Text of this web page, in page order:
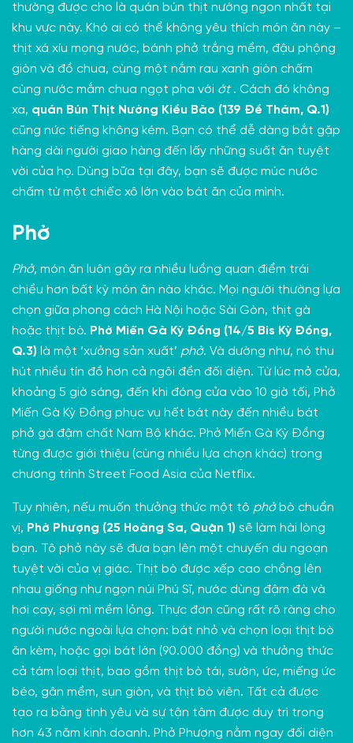
thường được cho là quán bún thịt nướng ngon nhất tại
khu vực này. Khó ai có thể không yêu thích món ăn này –
thịt xá xíu mọng nước, bánh phở trắng mềm, đậu phộng
giòn và đồ chua, cùng một nắm rau xanh giòn chấm
cùng nước mắm chua ngọt pha với ớt. Cách đó không
xa, quán Bún Thịt Nướng Kiều Bào (139 Đề Thám, Q.1)
cũng nức tiếng không kém. Bạn có thể dễ dàng bắt gặp
hàng dài người giao hàng đến lấy những suất ăn tuyệt
vời của họ. Dùng bữa tại đây, bạn sẽ được múc nước
chấm từ một chiếc xô lớn vào bát ăn của mình.
Phở
Phở, món ăn luôn gây ra nhiều luồng quan điểm trái
chiều hơn bất kỳ món ăn nào khác. Mọi người thường lựa
chọn giữa phong cách Hà Nội hoặc Sài Gòn, thịt gà
hoặc thịt bò. Phở Miến Gà Kỳ Đồng (14/5 Bis Kỳ Đồng,
Q.3) là một ‘xưởng sản xuất’ phở. Và dường như, nó thu
hút nhiều tín đồ hơn cả ngôi đền đối diện. Từ lúc mở cửa,
khoảng 5 giờ sáng, đến khi đóng cửa vào 10 giờ tối, Phở
Miến Gà Kỳ Đồng phục vụ hết bát này đến nhiều bát
phở gà đậm chất Nam Bộ khác. Phở Miến Gà Kỳ Đồng
từng được giới thiệu (cùng nhiều lựa chọn khác) trong
chương trình Street Food Asia của Netflix.
Tuy nhiên, nếu muốn thưởng thức một tô phởbò chuẩn
vị, Phở Phượng (25 Hoàng Sa, Quận 1) sẽ làm hài lòng
bạn. Tô phở này sẽ đưa bạn lên một chuyến du ngoạn
tuyệt vời của vị giác. Thịt bò được xếp cao chồng lên
nhau giống như ngọn núi Phú Sĩ, nước dùng đậm đà và
hơi cay, sợi mì mềm lỏng. Thực đơn cũng rất rõ ràng cho
người nước ngoài lựa chọn: bát nhỏ và chọn loại thịt bò
ăn kèm, hoặc gọi bát lớn (90.000 đồng) và thưởng thức
cả tám loại thịt, bao gồm thịt bò tái, sườn, ức, miếng ức
béo, gân mềm, sụn giòn, và thịt bò viên. Tất cả được
tạo ra bằng tình yêu và sự tận tâm được duy trì trong
hơn 43 năm kinh doanh. Phở Phượng nằm ngay đối diện